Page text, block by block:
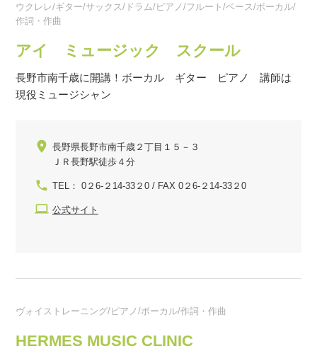
ウクレレ/ギター/サックス/ドラム/ピアノ/フルート/ベース/ボーカル/
作詞・作曲
アイ ミュージック スクール
長野市南千歳に開講！ボーカル ギター ピアノ 講師は
現役ミュージシャン
長野県長野市南千歳２丁目１５－３
ＪＲ長野駅徒歩４分
TEL： 0２6-２14-33２0 / FAX 0２6-２14-33２0
公式サイト
ヴォイストレーニング/ピアノ/ボーカル/作詞・作曲
HERMES MUSIC CLINIC